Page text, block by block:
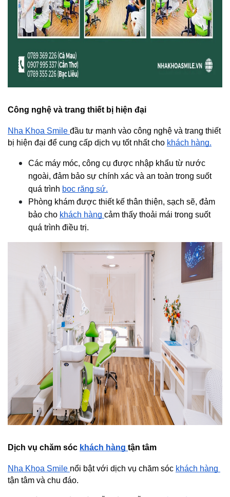
Công nghệ và trang thiết bị hiện đại
Nha Khoa Smile đầu tư mạnh vào công nghệ và trang thiết
bị hiện đại để cung cấp dịch vụ tốt nhất cho khách hàng.
Các máy móc, công cụ được nhập khẩu từ nước
ngoài, đảm bảo sự chính xác và an toàn trong suốt
quá trình bọc răng sứ.
Phòng khám được thiết kế thân thiện, sạch sẽ, đảm
bảo cho khách hàng cảm thấy thoải mái trong suốt
quá trình điều trị.
Dịch vụ chăm sóc khách hàng tận tâm
Nha Khoa Smile nổi bật với dịch vụ chăm sóc
tận tâm và chu đáo.